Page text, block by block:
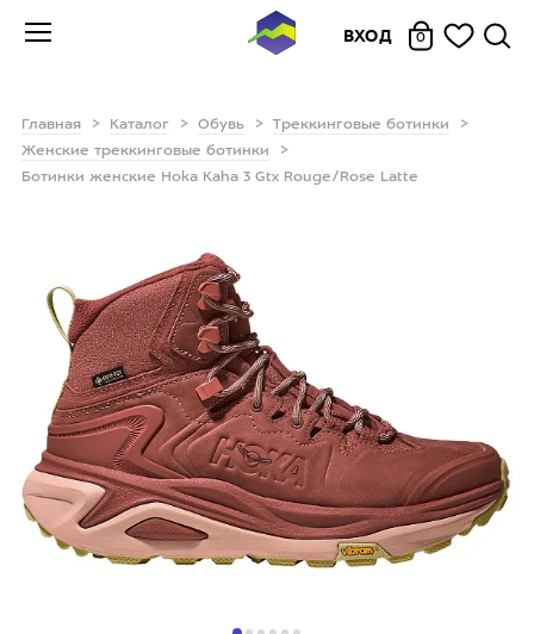
ВХОД 0
Главная Каталог Обувь
Треккинговые ботинки
Женские треккинговые ботинки
Ботинки женские Hoka Kaha 3 Gtx Rouge/Rose Latte